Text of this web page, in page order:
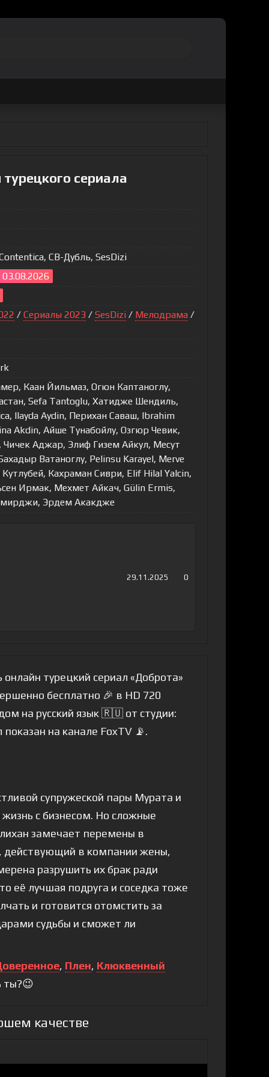
сериала
СВ-Дубль, SesDizi
/ Сериалы 2023 / SesDizi / Мелодрама /
Каан Йильмаз, Огюн Каптаноглу,
Sefa Tantoglu, Хатидже Шендиль,
Ilayda Aydin, Перихан Саваш, Ibrahim
Akdin, Айше Тунабойлу, Озгюр Чевик,
Чичек Аджар, Элиф Гизем Айкул, Месут
Ватаноглу, Pelinsu Karayel, Merve
Кутлубей, Кахраман Сиври, Elif Hilal Yalcin,
Ирмак, Мехмет Айкач, Gülin Ermis,
Эрдем Акакдже
29.11.2025 0
турецкий сериал «Доброта»
бесплатно 🎉 в HD 720
на русский язык 🇷🇺 от студии:
на канале FoxTV 📡.
супружеской пары Мурата и
с бизнесом. Но сложные
замечает перемены в
действующий в компании жены,
разрушить их брак ради
её лучшая подруга и соседка тоже
и готовится отомстить за
судьбы и сможет ли
, Плен, Клюквенный
ты?😉
качестве